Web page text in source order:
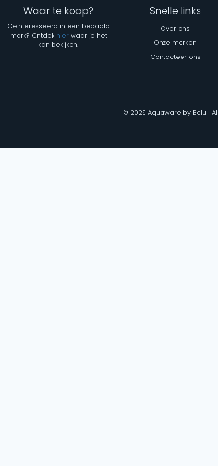
Waar te koop?
Geïnteresseerd in een bepaald
merk? Ontdek hierwaar je het
kan bekijken.
Snelle links
Over ons
Onze merken
Contacteer ons
© 2025 Aquaware by Balu |